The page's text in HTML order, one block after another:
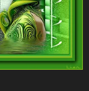
Corrie